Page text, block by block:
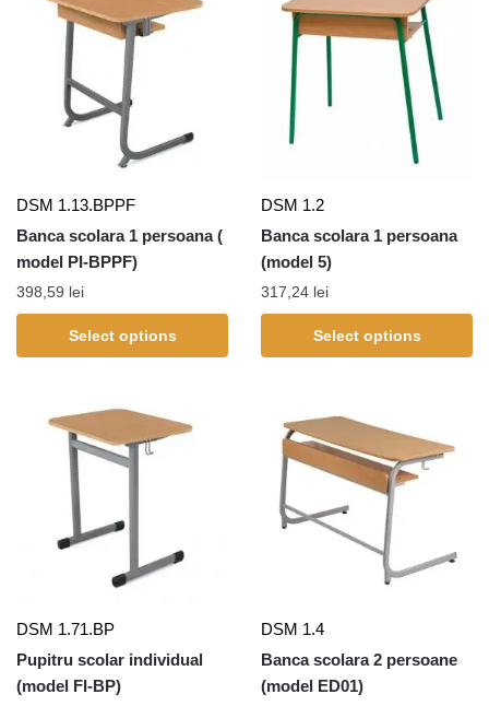
DSM 1.13.BPPF
Banca scolara 1 persoana (
model PI-BPPF)
398,59 lei
Select options
DSM 1.2
Banca scolara 1 persoana
(model 5)
317,24 lei
Select options
DSM 1.71.BP
Pupitru scolar individual
(model FI-BP)
DSM 1.4
Banca scolara 2 persoane
(model ED01)